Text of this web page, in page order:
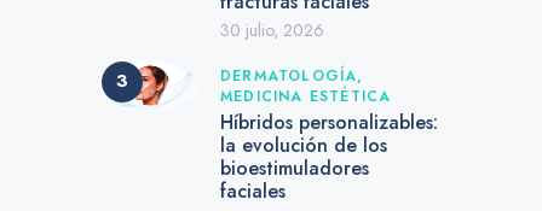
30 julio, 2026
DERMATOLOGÍA,
MEDICINA ESTÉTICA
Híbridos personalizables:
la evolución de los
bioestimuladores
faciales